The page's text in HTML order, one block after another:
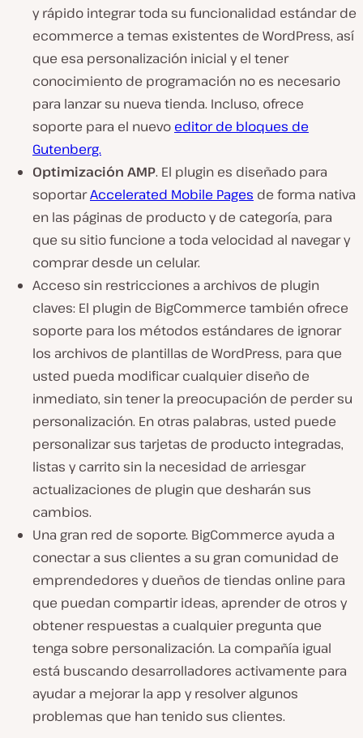
y rápido integrar toda su funcionalidad estándar de
ecommerce a temas existentes de WordPress, así
que esa personalización inicial y el tener
conocimiento de programación no es necesario
para lanzar su nueva tienda. Incluso, ofrece
soporte para el nuevo editor de bloques de
Gutenberg.
Optimización AMP. El plugin es diseñado para
soportarAccelerated Mobile Pages de forma nativa
en las páginas de producto y de categoría, para
que su sitio funcione a toda velocidad al navegar y
comprar desde un celular.
Acceso sin restricciones a archivos de plugin
claves: El plugin de BigCommerce también ofrece
soporte para los métodos estándares de ignorar
los archivos de plantillas de WordPress, para que
usted pueda modificar cualquier diseño de
inmediato, sin tener la preocupación de perder su
personalización. En otras palabras, usted puede
personalizar sus tarjetas de producto integradas,
listas y carrito sin la necesidad de arriesgar
actualizaciones de plugin que desharán sus
cambios.
Una gran red de soporte. BigCommerce ayuda a
conectar a sus clientes a su gran comunidad de
emprendedores y dueños de tiendas online para
que puedan compartir ideas, aprender de otros y
obtener respuestas a cualquier pregunta que
tenga sobre personalización. La compañía igual
está buscando desarrolladores activamente para
ayudar a mejorar la app y resolver algunos
problemas que han tenido sus clientes.